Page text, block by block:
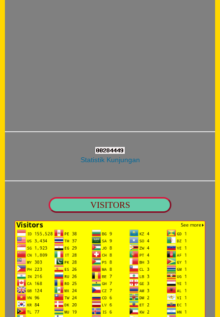
Statistik Kunjungan
VISITORS